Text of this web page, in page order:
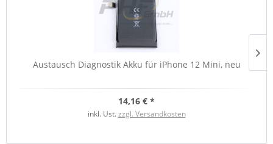
Austausch Diagnostik Akku für iPhone 12 Mini, neu
14,16 € *
inkl. Ust.zzgl. Versandkosten